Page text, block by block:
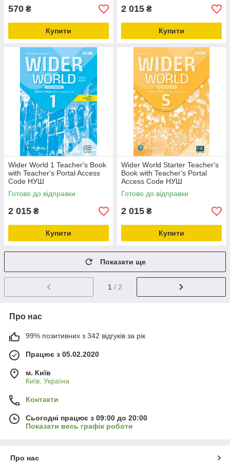
570 ₴
Купити
2 015 ₴
Купити
Wider World 1 Teacher's Book
with Teacher's Portal Access
Code НУШ
Готово до відправки
2 015 ₴
Купити
Wider World Starter Teacher's
Book with Teacher's Portal
Access Code НУШ
Готово до відправки
2 015 ₴
Купити
Показати ще
1 / 2
Про нас
99% позитивних з 342 відгуків за рік
Працює з 05.02.2020
м. Київ
Київ, Україна
Контакти
Сьогодні працює з 09:00 до 20:00
Показати весь графік роботи
Про нас